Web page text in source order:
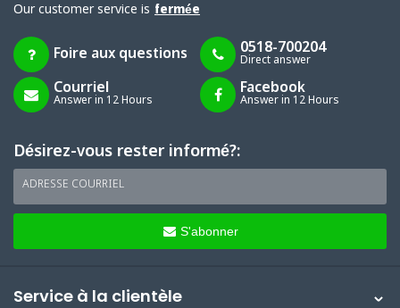
Our customer service is fermée
Foire aux questions 0518-700204
Direct answer
Courriel
Answer in 12 Hours
Facebook
Answer in 12 Hours
Désirez-vous rester informé?:
ADRESSE COURRIEL
S'abonner
Service à la clientèle